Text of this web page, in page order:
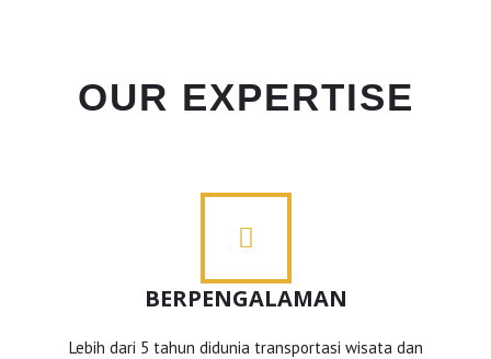
OUR EXPERTISE
BERPENGALAMAN
Lebih dari 5 tahun didunia transportasi wisata dan